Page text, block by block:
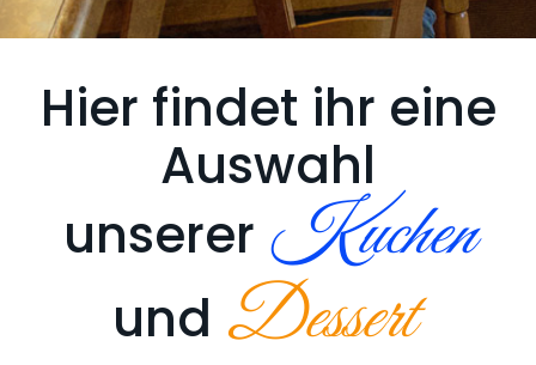
Hier findet ihr eine
Auswahl
unserer Kuchen
und Dessert